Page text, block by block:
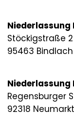
Niederlassung
Stöckigstraße 2
95463 Bindlach
Niederlassung
Regensburger
92318 Neumarkt